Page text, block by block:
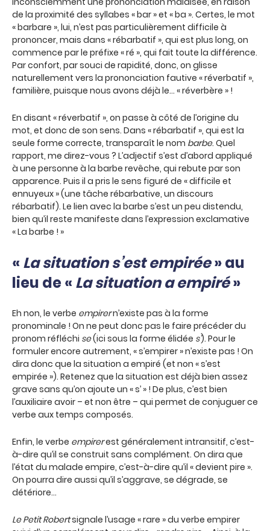
de la proximité des syllabes « bar » et « ba ». Certes, le mot
« barbare », lui, n’est pas particulièrement difficile à
prononcer, mais dans « rébarbatif », qui est plus long, on
commence par le préfixe « ré », qui fait toute la différence.
Par confort, par souci de rapidité, donc, on glisse
naturellement vers la prononciation fautive « réverbatif »,
familière, puisque nous avons déjà le… « réverbère » !
En disant « réverbatif », on passe à côté de l’origine du
mot, et donc de son sens. Dans « rébarbatif », qui est la
seule forme correcte, transparaît le nom barbe. Quel
rapport, me direz-vous ? L’adjectif s’est d’abord appliqué
à une personne à la barbe revêche, qui rebute par son
apparence. Puis il a pris le sens figuré de « difficile et
ennuyeux » (une tâche rébarbative, un discours
rébarbatif). Le lien avec la barbe s’est un peu distendu,
bien qu’il reste manifeste dans l’expression exclamative
« La barbe ! »
«La situation s’est empirée» au
lieu de «La situation a empiré»
Eh non, le verbe empirern’existe pas à la forme
pronominale ! On ne peut donc pas le faire précéder du
pronom réfléchi se(ici sous la forme élidée s’). Pour le
formuler encore autrement, « s’empirer » n’existe pas ! On
dira donc que la situation a empiré (et non « s’est
empirée »). Retenez que la situation est déjà bien assez
grave sans qu’on ajoute un « s’ » ! De plus, c’est bien
l’auxiliaire avoir – et non être – qui permet de conjuguer ce
verbe aux temps composés.
Enfin, le verbe empirerest généralement intransitif, c’est-
à-dire qu’il se construit sans complément. On dira que
l’état du malade empire, c’est-à-dire qu’il « devient pire ».
On pourra dire aussi qu’il s’aggrave, se dégrade, se
détériore…
Le Petit Robertsignale l’usage « rare » du verbe empirer